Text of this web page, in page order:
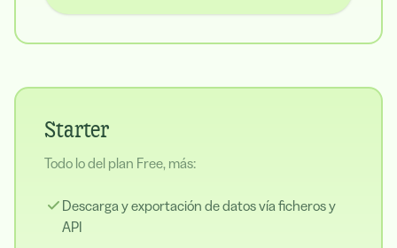
Starter
Todo lo del plan Free, más:
Descarga y exportación de datos vía ficheros y
API